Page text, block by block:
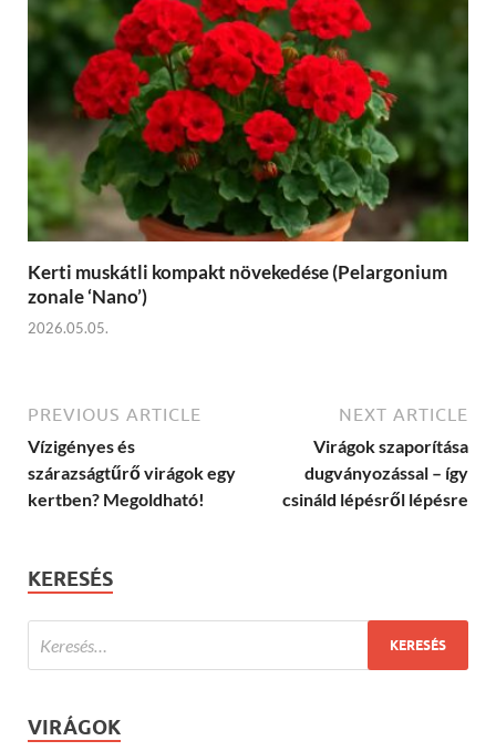
Kerti muskátli kompakt növekedése (Pelargonium
zonale ‘Nano’)
2026.05.05.
PREVIOUS ARTICLE
Vízigényes és
szárazságtűrő virágok egy
kertben? Megoldható!
NEXT ARTICLE
Virágok szaporítása
dugványozással – így
csináld lépésről lépésre
KERESÉS
VIRÁGOK